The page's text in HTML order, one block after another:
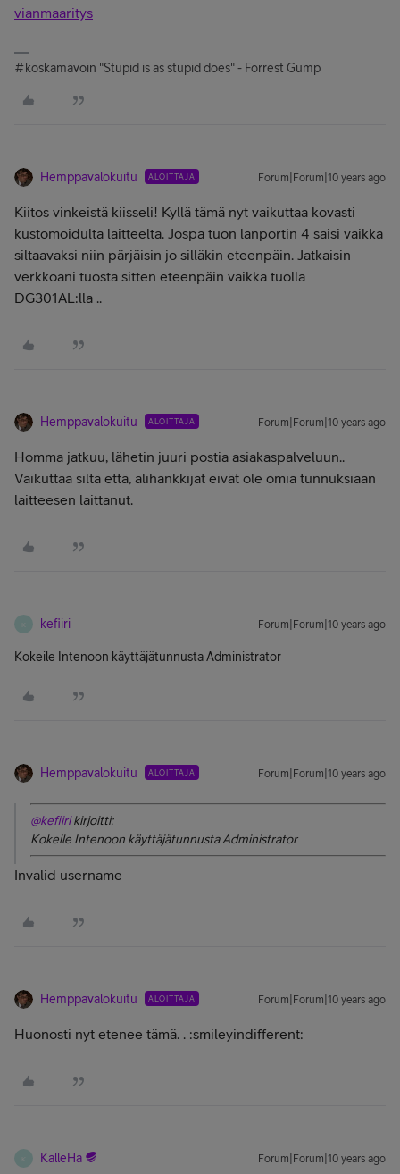
vianmaaritys
#koskamävoin "Stupid is as stupid does" - Forrest Gump
Hemppavalokuitu ALOITTAJA Forum|Forum|10 years ago
Kiitos vinkeistä kiisseli! Kyllä tämä nyt vaikuttaa kovasti
kustomoidulta laitteelta. Jospa tuon lanportin 4 saisi vaikka
siltaavaksi niin pärjäisin jo silläkin eteenpäin. Jatkaisin
verkkoani tuosta sitten eteenpäin vaikka tuolla
DG301AL:lla ..
Hemppavalokuitu ALOITTAJA Forum|Forum|10 years ago
Homma jatkuu, lähetin juuri postia asiakaspalveluun..
Vaikuttaa siltä että, alihankkijat eivät ole omia tunnuksiaan
laitteesen laittanut.
K kefiiri Forum|Forum|10 years ago
Kokeile Intenoon käyttäjätunnusta Administrator
Hemppavalokuitu ALOITTAJA Forum|Forum|10 years ago
@kefiirikirjoitti:
Kokeile Intenoon käyttäjätunnusta Administrator
Invalid username
Hemppavalokuitu ALOITTAJA Forum|Forum|10 years ago
Huonosti nyt etenee tämä. . :smileyindifferent:
K KalleHa Forum|Forum|10 years ago